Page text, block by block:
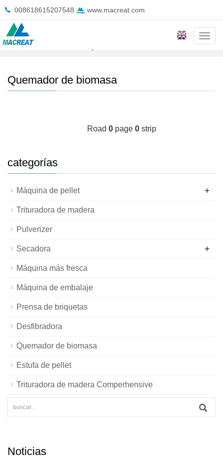
008618615207548 www.macreat.com
Inicio
Quemador de biomasa
Road 0page 0strip
categorías
Máquina de pellet +
Trituradora de madera
Pulverizer
Secadora +
Máquina más fresca
Máquina de embalaje
Prensa de briquetas
Desfibradora
Quemador de biomasa
Estufa de pellet
Trituradora de madera Comperhensive
Noticias